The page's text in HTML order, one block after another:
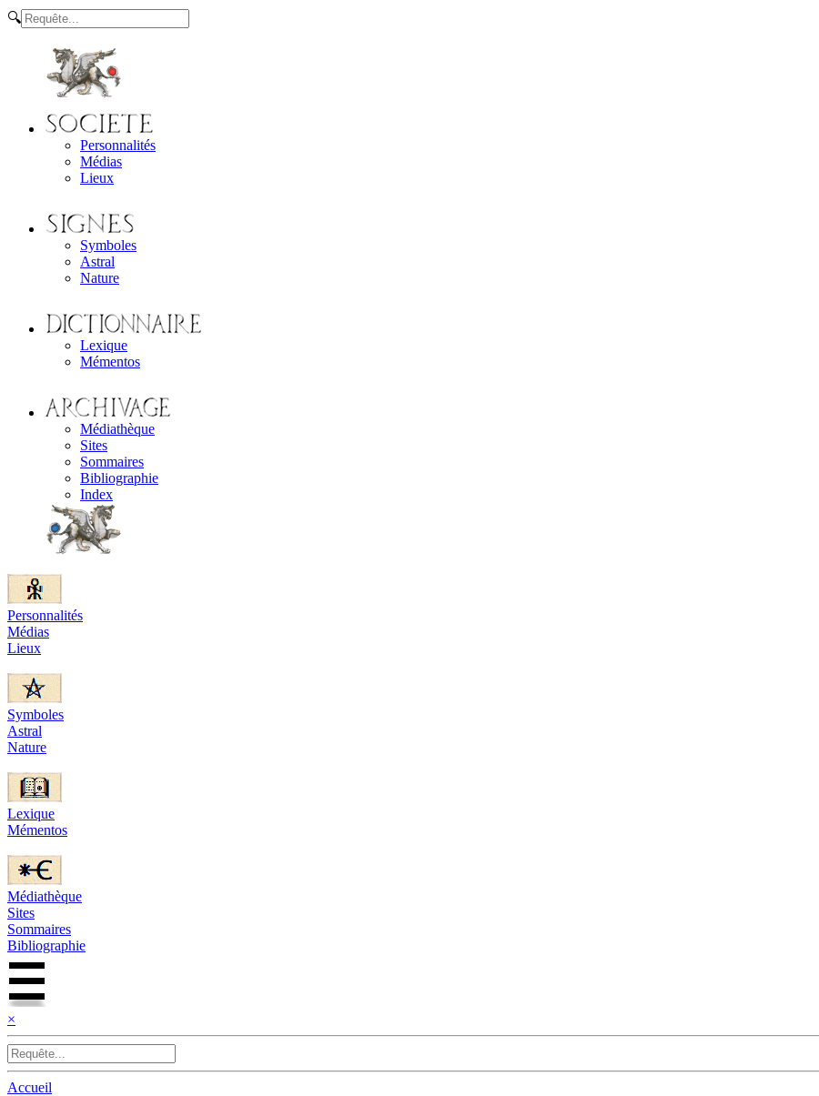
🔍
Personnalités
Médias
Lieux
Symboles
Astral
Nature
Lexique
Mémentos
Médiathèque
Sites
Sommaires
Bibliographie
Index
Personnalités
Médias
Lieux
Symboles
Astral
Nature
Lexique
Mémentos
Médiathèque
Sites
Sommaires
Bibliographie
×
Accueil